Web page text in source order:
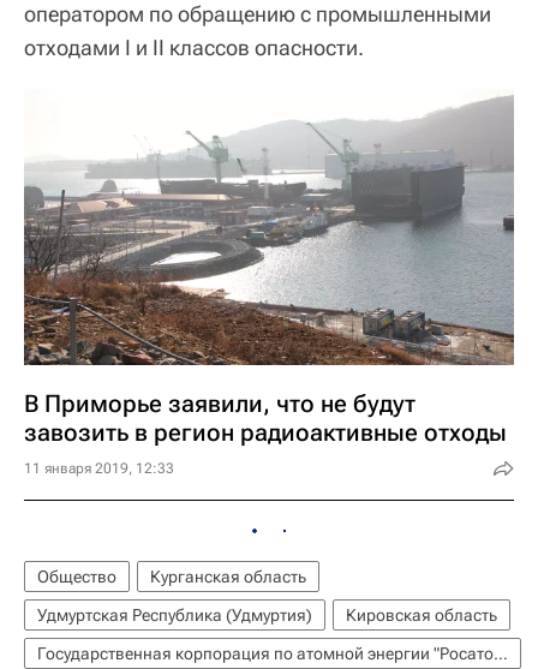
оператором по обращению с промышленными
отходами I и II классов опасности.
В Приморье заявили, что не будут
завозить в регион радиоактивные отходы
11 января 2019, 12:33
Общество
Курганская область
Удмуртская Республика (Удмуртия)
Кировская область
Государственная корпорация по атомной энергии "Росатом"